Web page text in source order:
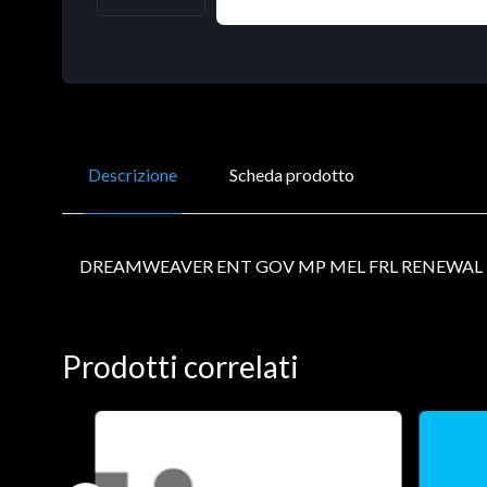
Descrizione Scheda prodotto
DREAMWEAVER ENT GOV MP MEL FRL RENEWAL
Prodotti correlati